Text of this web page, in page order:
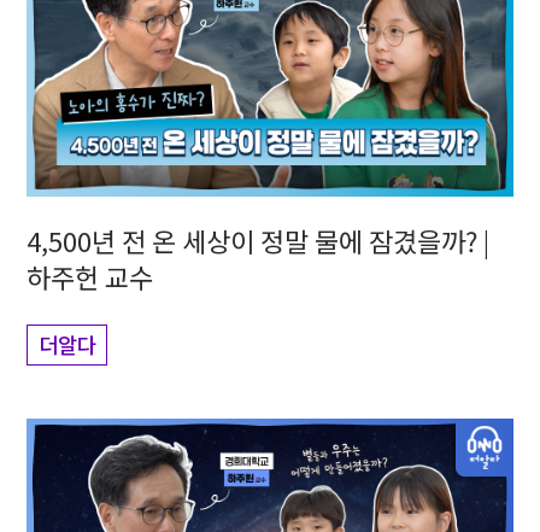
4,500년 전 온 세상이 정말 물에 잠겼을까? |
하주헌 교수
더알다